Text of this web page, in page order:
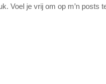
Voel je vrij om op m’n posts